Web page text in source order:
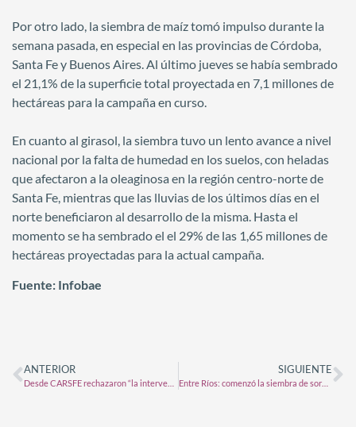
Por otro lado, la siembra de maíz tomó impulso durante la
semana pasada, en especial en las provincias de Córdoba,
Santa Fe y Buenos Aires. Al último jueves se había sembrado
el 21,1% de la superficie total proyectada en 7,1 millones de
hectáreas para la campaña en curso.
En cuanto al girasol, la siembra tuvo un lento avance a nivel
nacional por la falta de humedad en los suelos, con heladas
que afectaron a la oleaginosa en la región centro-norte de
Santa Fe, mientras que las lluvias de los últimos días en el
norte beneficiaron al desarrollo de la misma. Hasta el
momento se ha sembrado el el 29% de las 1,65 millones de
hectáreas proyectadas para la actual campaña.
Fuente: Infobae
ANTERIOR SIGUIENTE
Entre Ríos: comenzó la siembra de sorgo y finalizó la de girasol